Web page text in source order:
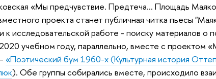
«Мы предчувствие. Предтеча… Площадь
проекта станет публичная читка пьесы
к исследовательской работе - поиску материалов
учебном году, параллельно, вместе с проектом
«Поэтический бум 1960-х (Культурная история
). Обе группы собирались вместе, происходило